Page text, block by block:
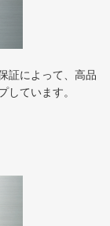
証によって、高品
しています。